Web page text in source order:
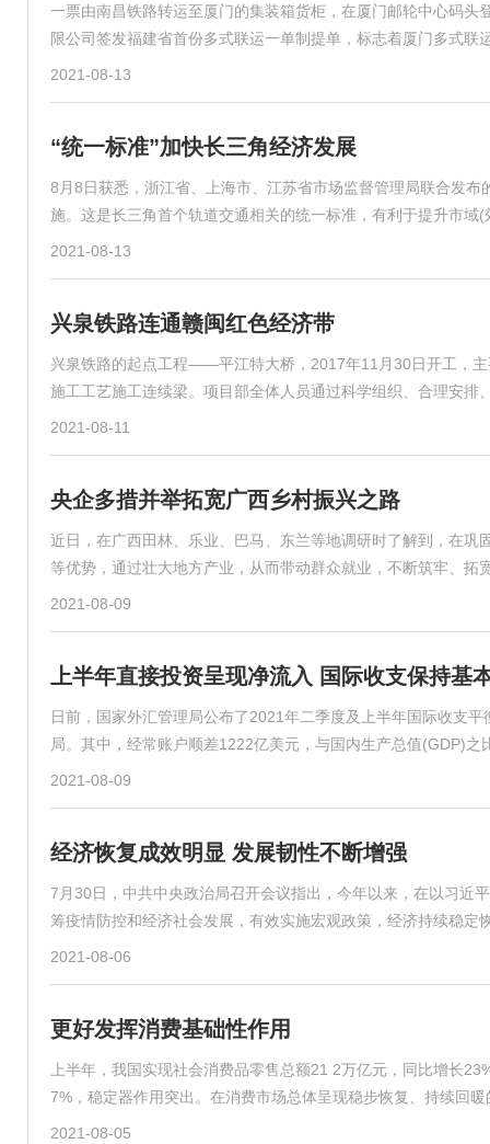
一票由南昌铁路转运至厦门的集装箱货柜，在厦门邮轮中心码
限公司签发福建省首份多式联运一单制提单，标志着厦门多式联
2021-08-13
“统一标准”加快长三角经济发展
8月8日获悉，浙江省、上海市、江苏省市场监督管理局联合发
施。这是长三角首个轨道交通相关的统一标准，有利于提升市域
2021-08-13
兴泉铁路连通赣闽红色经济带
兴泉铁路的起点工程——平江特大桥，2017年11月30日开工，
施工工艺施工连续梁。项目部全体人员通过科学组织、合理安排
2021-08-11
央企多措并举拓宽广西乡村振兴之路
近日，在广西田林、乐业、巴马、东兰等地调研时了解到，在
等优势，通过壮大地方产业，从而带动群众就业，不断筑牢、拓
2021-08-09
上半年直接投资呈现净流入 国际收支保持基
日前，国家外汇管理局公布了2021年二季度及上半年国际收支
局。其中，经常账户顺差1222亿美元，与国内生产总值(GDP)之
2021-08-09
经济恢复成效明显 发展韧性不断增强
7月30日，中共中央政治局召开会议指出，今年以来，在以习近
筹疫情防控和经济社会发展，有效实施宏观政策，经济持续稳定
2021-08-06
更好发挥消费基础性作用
上半年，我国实现社会消费品零售总额21 2万亿元，同比增长
7%，稳定器作用突出。在消费市场总体呈现稳步恢复、持续回
2021-08-05